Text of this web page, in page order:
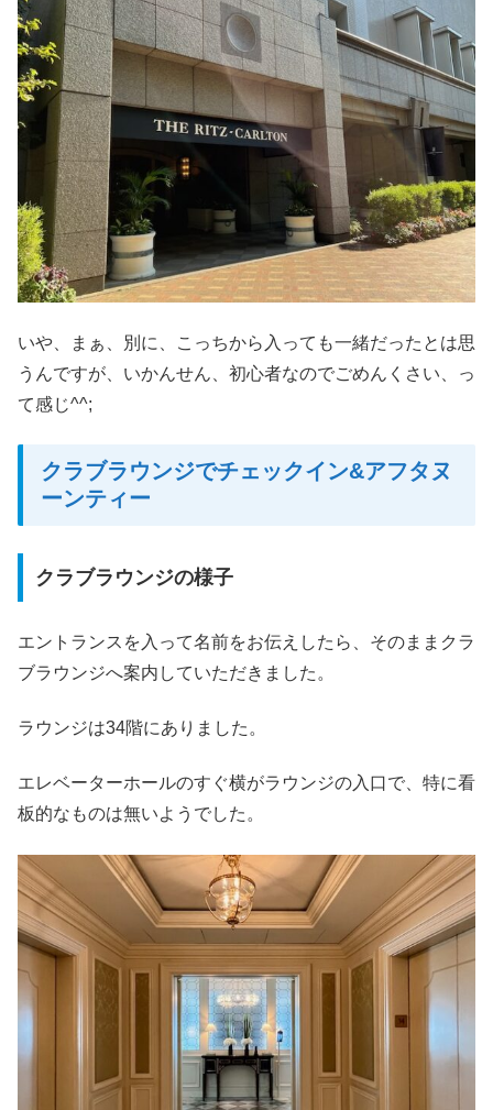
いや、まぁ、別に、こっちから入っても一緒だったとは思
うんですが、いかんせん、初心者なのでごめんくさい、っ
て感じ^^;
クラブラウンジでチェックイン&アフタヌ
ーンティー
クラブラウンジの様子
エントランスを入って名前をお伝えしたら、そのままクラ
ブラウンジへ案内していただきました。
ラウンジは34階にありました。
エレベーターホールのすぐ横がラウンジの入口で、特に看
板的なものは無いようでした。